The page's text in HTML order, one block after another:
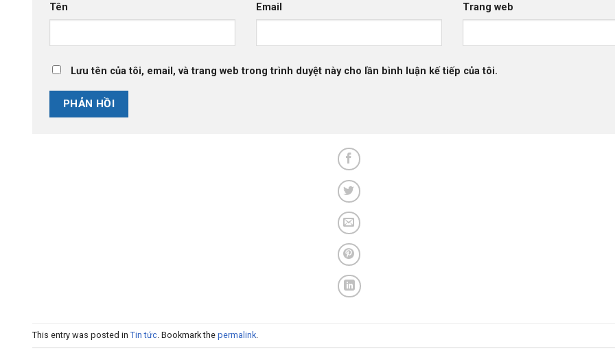
Tên Email Trang web
Lưu tên của tôi, email, và trang web trong trình duyệt này cho lần bình luận kế tiếp của tôi.
This entry was posted in Tin tức . Bookmark the permalink